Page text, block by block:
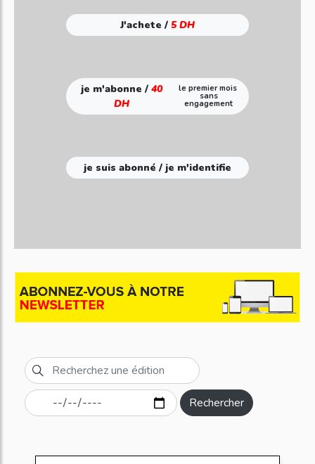
J'achete / 5 DH
je m'abonne /40
DH
le premier mois
sans
engagement
je suis abonné / je m'identifie
Rechercher